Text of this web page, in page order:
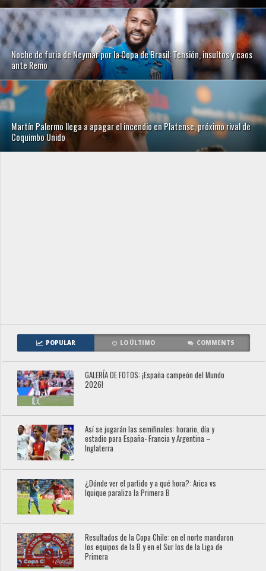
Noche de furia de Neymar por la Copa de Brasil: Tensión, insultos y caos
ante Remo
Martín Palermo llega a apagar el incendio en Platense, próximo rival de
Coquimbo Unido
POPULAR LO ÚLTIMO COMMENTS
GALERÍA DE FOTOS: ¡España campeón del Mundo
2026!
Así se jugarán las semifinales: horario, día y
estadio para España- Francia y Argentina –
Inglaterra
¿Dónde ver el partido y a qué hora?: Arica vs
Iquique paraliza la Primera B
Resultados de la Copa Chile: en el norte mandaron
los equipos de la B y en el Sur los de la Liga de
Primera